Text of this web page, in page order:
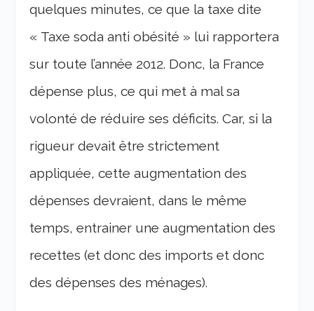
quelques minutes, ce que la taxe dite
« Taxe soda anti obésité » lui rapportera
sur toute l’année 2012. Donc, la France
dépense plus, ce qui met à mal sa
volonté de réduire ses déficits. Car, si la
rigueur devait être strictement
appliquée, cette augmentation des
dépenses devraient, dans le même
temps, entrainer une augmentation des
recettes (et donc des imports et donc
des dépenses des ménages).